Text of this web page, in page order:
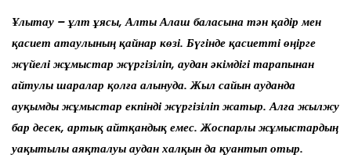
Ұлытау – ұлт ұясы, Алты Алаш баласына тән қадір мен
қасиет атаулының қайнар көзі. Бүгінде қасиетті өңірге
жүйелі жұмыстар жүргізіліп, аудан әкімдігі тарапынан
айтулы шаралар қолға алынуда. Жыл сайын ауданда
ауқымды жұмыстар екпінді жүргізіліп жатыр. Алға жылжу
бар десек, артық айтқандық емес. Жоспарлы жұмыстардың
уақытылы аяқталуы аудан халқын да қуантып отыр.